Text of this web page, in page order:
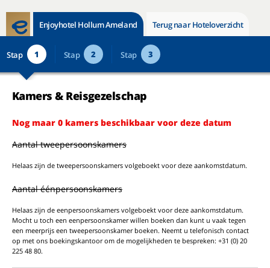
Enjoyhotel Hollum Ameland Terug naar Hoteloverzicht
Stap 1 Stap 2 Stap 3
Kamers & Reisgezelschap
Nog maar 0 kamers beschikbaar voor deze datum
Aantal tweepersoonskamers
Helaas zijn de tweepersoonskamers volgeboekt voor deze aankomstdatum.
Aantal éénpersoonskamers
Helaas zijn de eenpersoonskamers volgeboekt voor deze aankomstdatum.
Mocht u toch een eenpersoonskamer willen boeken dan kunt u vaak tegen
een meerprijs een tweepersoonskamer boeken. Neemt u telefonisch contact
op met ons boekingskantoor om de mogelijkheden te bespreken: +31 (0) 20
225 48 80.